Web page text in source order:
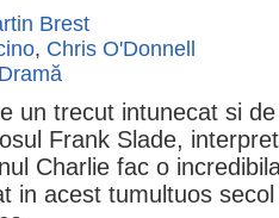
Brest
, Chris O'Donnell
Dramă
un trecut intunecat si
Frank Slade,
Charlie fac o
in acest tumultuos